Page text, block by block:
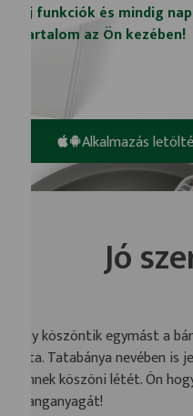
Új funkciók és mindig
tartalom az Ön kezében!
Alkalmazás
Jó
Így köszöntik egymást a
óta. Tatabánya nevében
ennek köszöni létét. Ön
hanganyagát!